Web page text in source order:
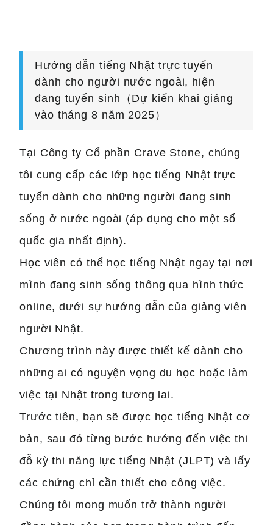
Hướng dẫn tiếng Nhật trực tuyến
dành cho người nước ngoài, hiện
đang tuyển sinh（Dự kiến khai giảng
vào tháng 8 năm 2025）
Tại Công ty Cổ phần Crave Stone, chúng
tôi cung cấp các lớp học tiếng Nhật trực
tuyến dành cho những người đang sinh
sống ở nước ngoài (áp dụng cho một số
quốc gia nhất định).
Học viên có thể học tiếng Nhật ngay tại nơi
mình đang sinh sống thông qua hình thức
online, dưới sự hướng dẫn của giảng viên
người Nhật.
Chương trình này được thiết kế dành cho
những ai có nguyện vọng du học hoặc làm
việc tại Nhật trong tương lai.
Trước tiên, bạn sẽ được học tiếng Nhật cơ
bản, sau đó từng bước hướng đến việc thi
đỗ kỳ thi năng lực tiếng Nhật (JLPT) và lấy
các chứng chỉ cần thiết cho công việc.
Chúng tôi mong muốn trở thành người